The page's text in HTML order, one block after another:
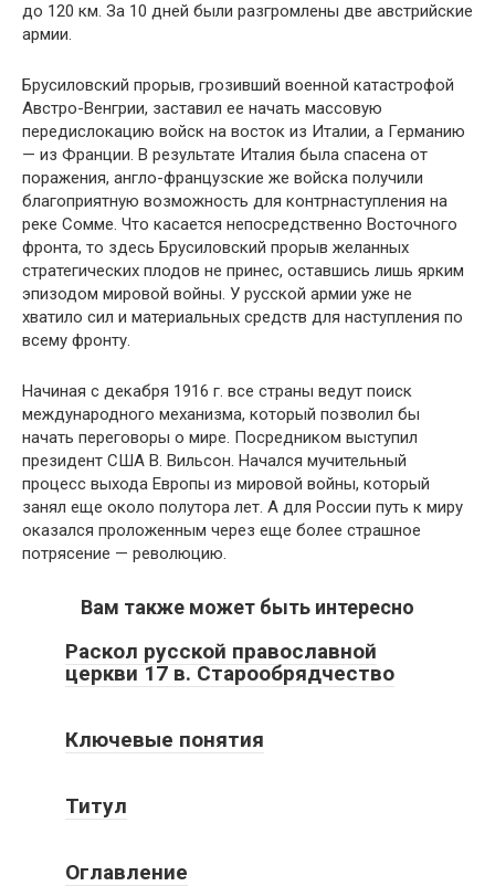
до 120 км. За 10 дней были разгромлены две австрийские
армии.
Брусиловский прорыв, грозивший военной катастрофой
Австро-Венгрии, заставил ее начать массовую
передислокацию войск на восток из Италии, а Германию
— из Франции. В результате Италия была спасена от
поражения, англо-французские же войска получили
благоприятную возможность для контрнаступления на
реке Сомме. Что касается непосредственно Восточного
фронта, то здесь Брусиловский прорыв желанных
стратегических плодов не принес, оставшись лишь ярким
эпизодом мировой войны. У русской армии уже не
хватило сил и материальных средств для наступления по
всему фронту.
Начиная с декабря 1916 г. все страны ведут поиск
международного механизма, который позволил бы
начать переговоры о мире. Посредником выступил
президент США В. Вильсон. Начался мучительный
процесс выхода Европы из мировой войны, который
занял еще около полутора лет. А для России путь к миру
оказался проложенным через еще более страшное
потрясение — революцию.
Вам также может быть интересно
Раскол русской православной
церкви 17 в. Старообрядчество
Ключевые понятия
Титул
Оглавление